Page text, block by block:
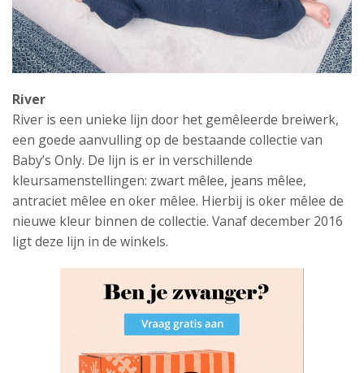
River
River is een unieke lijn door het gemêleerde breiwerk,
een goede aanvulling op de bestaande collectie van
Baby’s Only. De lijn is er in verschillende
kleursamenstellingen: zwart mêlee, jeans mêlee,
antraciet mêlee en oker mêlee. Hierbij is oker mêlee de
nieuwe kleur binnen de collectie. Vanaf december 2016
ligt deze lijn in de winkels.